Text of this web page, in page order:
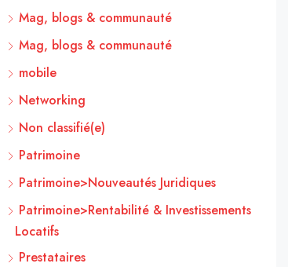
Mag, blogs & communauté
Mag, blogs & communauté
mobile
Networking
Non classifié(e)
Patrimoine
Patrimoine>Nouveautés Juridiques
Patrimoine>Rentabilité & Investissements
Locatifs
Prestataires